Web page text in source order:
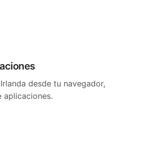
desde tu navegador,
aplicaciones.